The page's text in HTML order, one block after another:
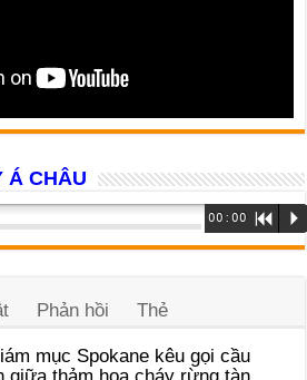
Á CHÂU
00:00 R P
Phản hồi Thẻ
mục Spokane kêu gọi cầu